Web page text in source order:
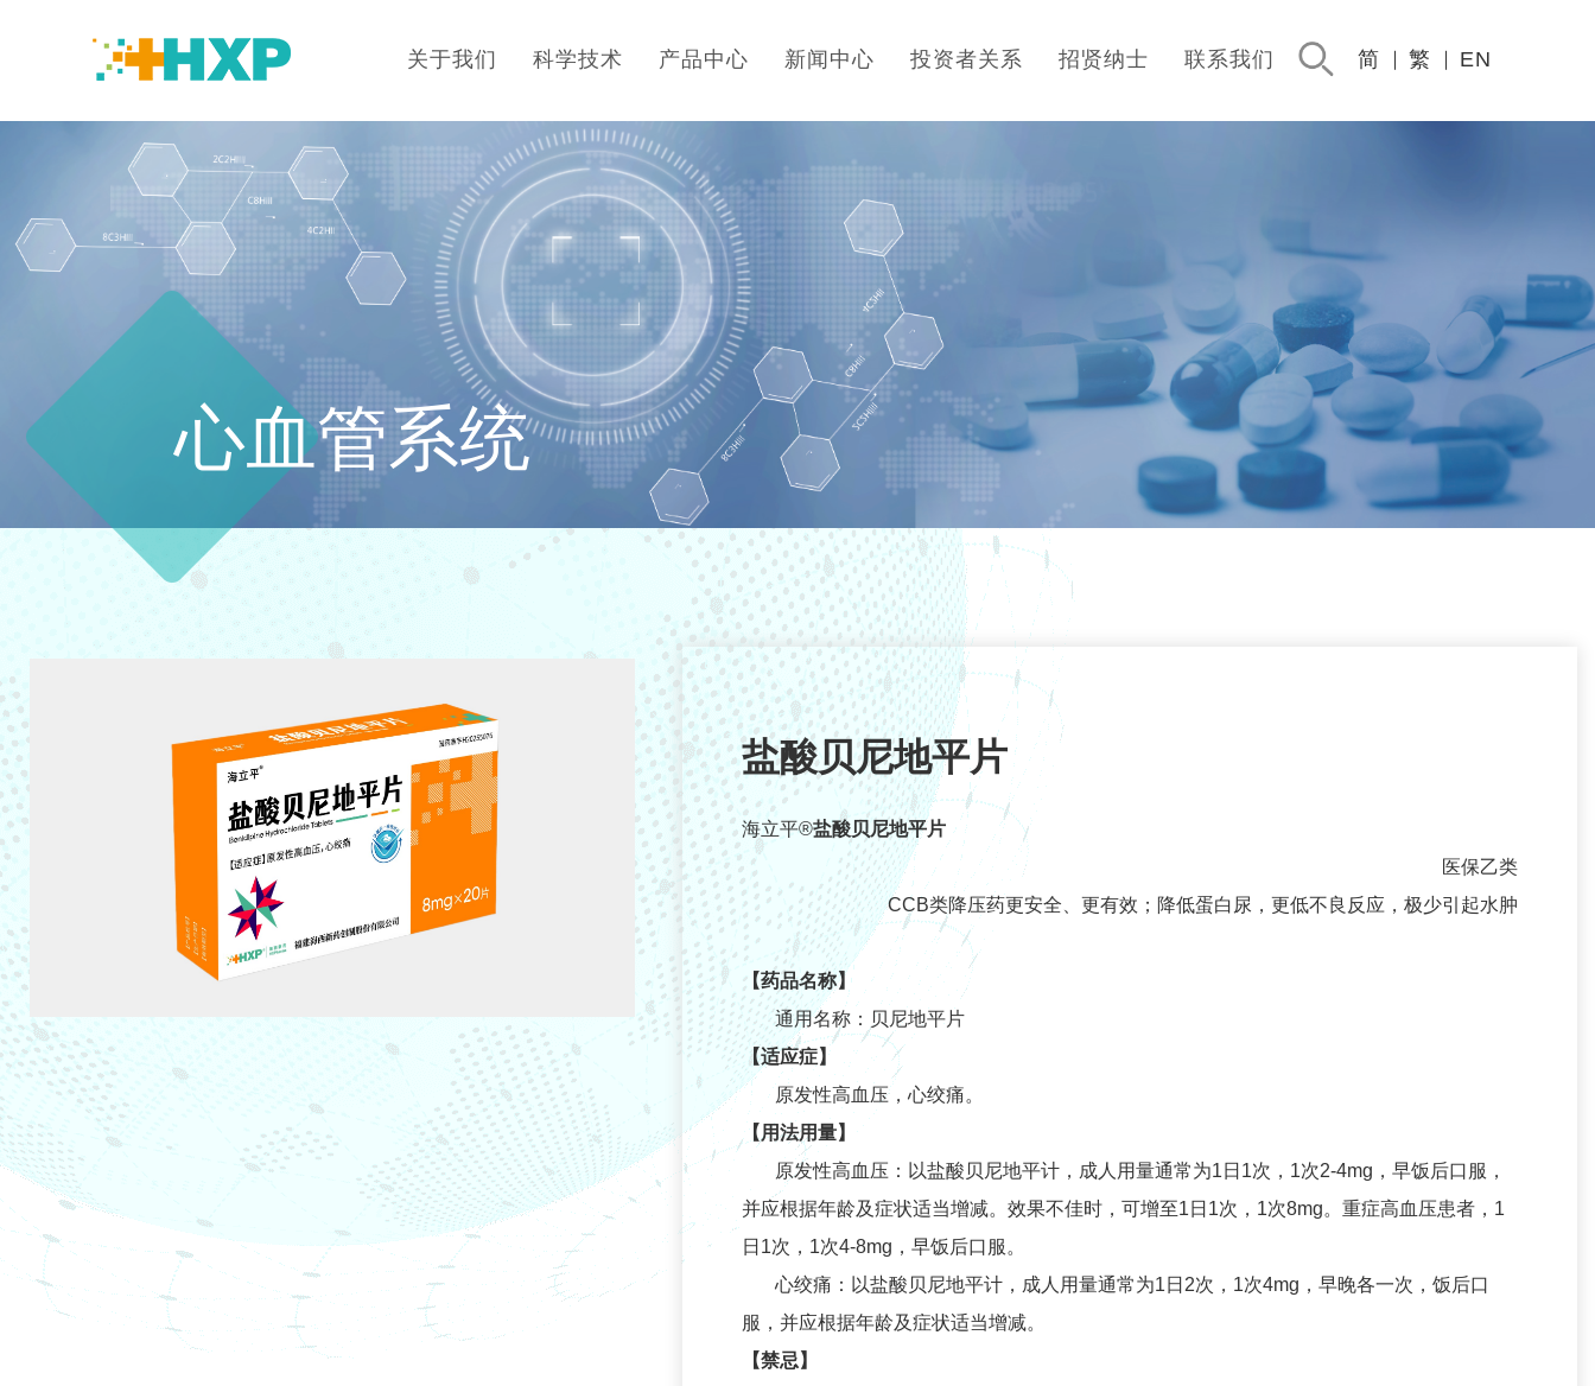
关于我们 科学技术 产品中心 新闻中心 投资者关系 招贤纳士 联系我们 简 繁 EN
心血管系统
盐酸贝尼地平片
海立平®盐酸贝尼地平片
医保乙类
CCB类降压药更安全、更有效；降低蛋白尿，更低不良反应，极少引起水肿
【药品名称】
通用名称：贝尼地平片
【适应症】
原发性高血压，心绞痛。
【用法用量】
原发性高血压：以盐酸贝尼地平计，成人用量通常为1日1次，1次2-4mg，早饭后口服，
并应根据年龄及症状适当增减。效果不佳时，可增至1日1次，1次8mg。重症高血压患者，1
日1次，1次4-8mg，早饭后口服。
心绞痛：以盐酸贝尼地平计，成人用量通常为1日2次，1次4mg，早晚各一次，饭后口
服，并应根据年龄及症状适当增减。
【禁忌】